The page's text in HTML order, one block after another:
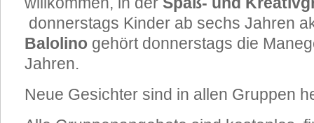
donnerstags Kinder ab sechs Jahren
Balolino gehört donnerstags die
Jahren.
Neue Gesichter sind in allen Gruppen